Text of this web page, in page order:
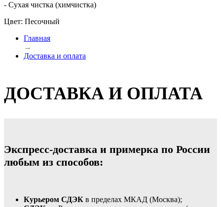
- Сухая чистка (химчистка)
Цвет: Песочный
Главная
→
Доставка и оплата
ДОСТАВКА И ОПЛАТА
Экспресс-доставка и примерка по России
любым из способов:
Курьером СДЭК в пределах МКАД (Москва);